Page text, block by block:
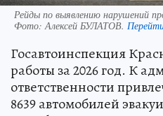
Рейды по выявлению нарушений
Фото:Алексей БУЛАТОВ.
Госавтоинспекция
работы за 2026 год. К
ответственности
8639 автомобилей